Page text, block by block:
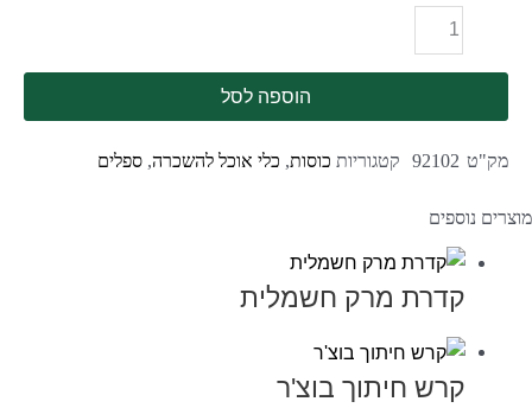
הוספה לסל
מק"ט 92102 קטגוריות כוסות, כלי אוכל להשכרה, ספלים
מוצרים נוספים
קדרת מרק חשמלית
קרש חיתוך בוצ'ר